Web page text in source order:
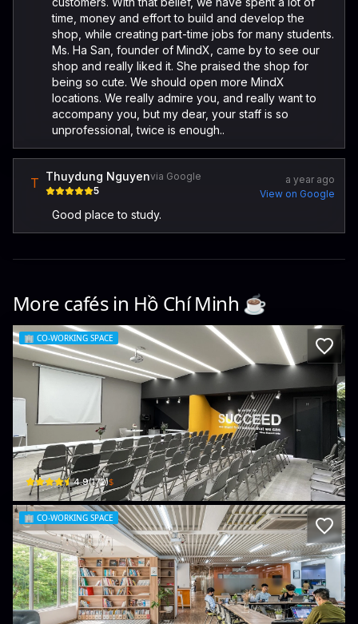
time, money and effort to build and develop the
shop, while creating part-time jobs for many students.
Ms. Ha San, founder of MindX, came by to see our
shop and really liked it. She praised the shop for
being so cute. We should open more MindX
locations. We really admire you, and really want to
accompany you, but my dear, your staff is so
unprofessional, twice is enough..
T Thuydung Nguyenvia Google
5
a year ago
View on Google
Good place to study.
More cafés in Hồ Chí Minh ☕️
🏢 CO-WORKING SPACE
C-Space Coworking Office
62 Võ Văn Tần · Phường 6, District 3
4.9(172)$
🏢 CO-WORKING SPACE
CirCO Hoang Dieu